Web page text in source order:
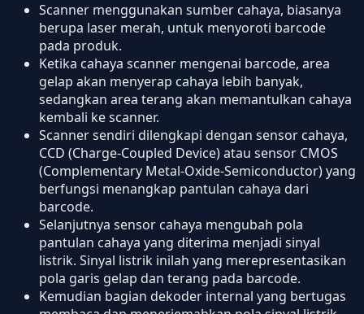
Scanner menggunakan sumber cahaya, biasanya
berupa laser merah, untuk menyoroti barcode
pada produk.
Ketika cahaya scanner mengenai barcode, area
gelap akan menyerap cahaya lebih banyak,
sedangkan area terang akan memantulkan cahaya
kembali ke scanner.
Scanner sendiri dilengkapi dengan sensor cahaya,
CCD (Charge-Coupled Device) atau sensor CMOS
(Complementary Metal-Oxide-Semiconductor) yang
berfungsi menangkap pantulan cahaya dari
barcode.
Selanjutnya sensor cahaya mengubah pola
pantulan cahaya yang diterima menjadi sinyal
listrik. Sinyal listrik inilah yang merepresentasikan
pola garis gelap dan terang pada barcode.
Kemudian bagian dekoder internal yang bertugas